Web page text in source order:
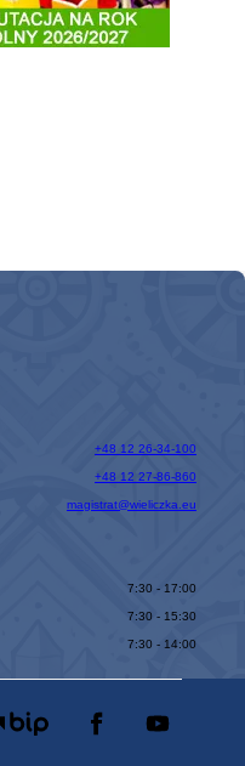
z napędem 4x4 dla OSP Kokotów
+48 12 26-34-100
+48 12 27-86-860
magistrat@wieliczka.eu
7:30 - 17:00
7:30 - 15:30
7:30 - 14:00